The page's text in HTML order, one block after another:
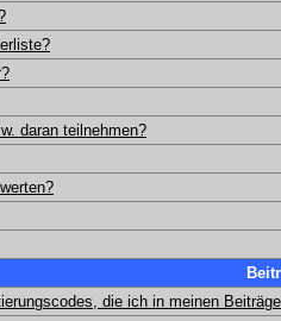
daran teilnehmen?
die ich in meinen